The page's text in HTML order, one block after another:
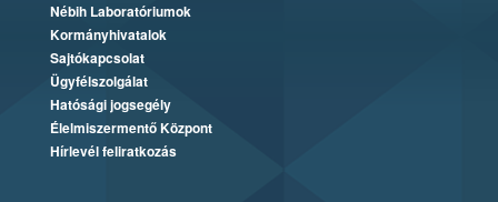
Nébih Laboratóriumok
Kormányhivatalok
Sajtókapcsolat
Ügyfélszolgálat
Hatósági jogsegély
Élelmiszermentő Központ
Hírlevél feliratkozás